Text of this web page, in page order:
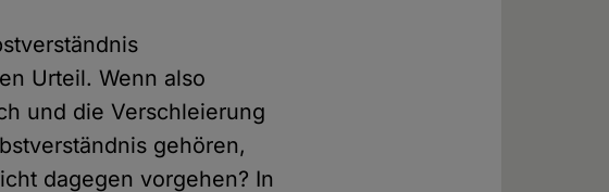
Urteil. Wenn also
und die Verschleierung
gehören,
dagegen vorgehen? In